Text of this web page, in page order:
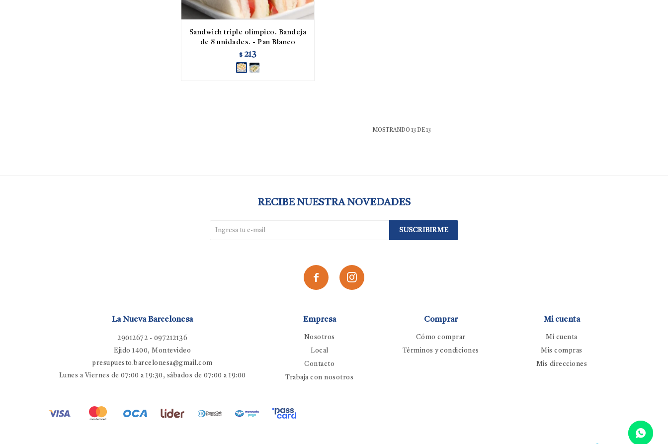
Sandwich triple olímpico. Bandeja
de 8 unidades. - Pan Blanco
$ 213
MOSTRANDO 13 DE 13
La Nueva Barcelonesa
29012672 - 097212136
Ejido 1400, Montevideo
presupuesto.barcelonesa@gmail.com
Lunes a Viernes de 07:00 a 19:30, sábados de 07:00 a 19:00
Empresa
Nosotros
Local
Contacto
Trabaja con nosotros
Comprar
Cómo comprar
Términos y condiciones
Mi cuenta
Mi cuenta
Mis compras
Mis direcciones
RECIBE NUESTRA NOVEDADES
SUSCRIBIRME
 